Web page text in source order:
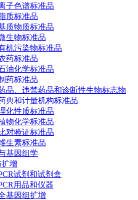
子色谱标准品
脂质标准品
质物质标准品
生物标准品
机污染物标准品
药标准品
油化学标准品
药标准品
品、违禁药品和诊断性生物标志物
典和计量机构标准品
化性质标准品
物化学标准品
对验证标准品
生素标准品
基因组学
扩增
试剂和试剂盒
用品和仪器
基因组扩增